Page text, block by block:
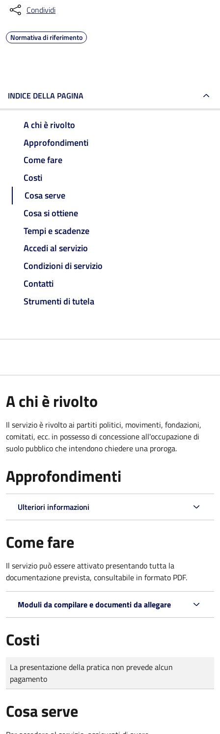
Condividi
Normativa di riferimento
INDICE DELLA PAGINA
A chi è rivolto
Approfondimenti
Come fare
Costi
Cosa serve
Cosa si ottiene
Tempi e scadenze
Accedi al servizio
Condizioni di servizio
Contatti
Strumenti di tutela
A chi è rivolto
Il servizio è rivolto ai partiti politici, movimenti, fondazioni,
comitati, ecc. in possesso di concessione all'occupazione di
suolo pubblico che intendono chiedere una proroga.
Approfondimenti
Ulteriori informazioni
Come fare
Il servizio può essere attivato presentando tutta la
documentazione prevista, consultabile in formato PDF.
Moduli da compilare e documenti da allegare
Costi
Tipo di pagamento
Importo
La presentazione della pratica non prevede alcun
pagamento
Cosa serve